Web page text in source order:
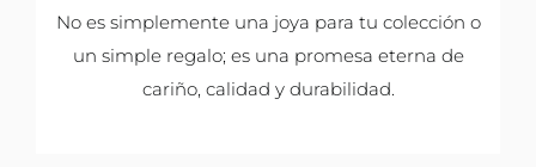
No es simplemente una joya para tu colección o
un simple regalo; es una promesa eterna de
cariño, calidad y durabilidad.